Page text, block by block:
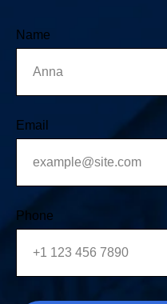
Name
Email
Phone